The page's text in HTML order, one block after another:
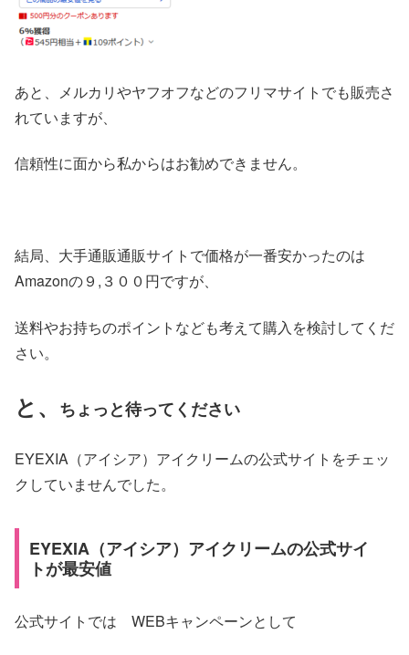
あと、メルカリやヤフオフなどのフリマサイトでも販売さ
れていますが、
信頼性に面から私からはお勧めできません。
結局、大手通販通販サイトで価格が一番安かったのは
Amazonの９,３００円ですが、
送料やお持ちのポイントなども考えて購入を検討してくだ
さい。
と、 ちょっと待ってください
EYEXIA（アイシア）アイクリームの公式サイトをチェッ
クしていませんでした。
EYEXIA（アイシア）アイクリームの公式サイ
トが最安値
公式サイトでは WEBキャンペーンとして